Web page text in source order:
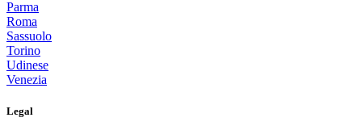
Parma
Roma
Sassuolo
Torino
Udinese
Venezia
Legal